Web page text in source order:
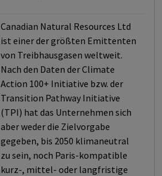
Canadian Natural Resources Ltd
ist einer der größten Emittenten
von Treibhausgasen weltweit.
Nach den Daten der Climate
Action 100+ Initiative bzw. der
Transition Pathway Initiative
(TPI) hat das Unternehmen sich
aber weder die Zielvorgabe
gegeben, bis 2050 klimaneutral
zu sein, noch Paris-kompatible
kurz-, mittel- oder langfristige